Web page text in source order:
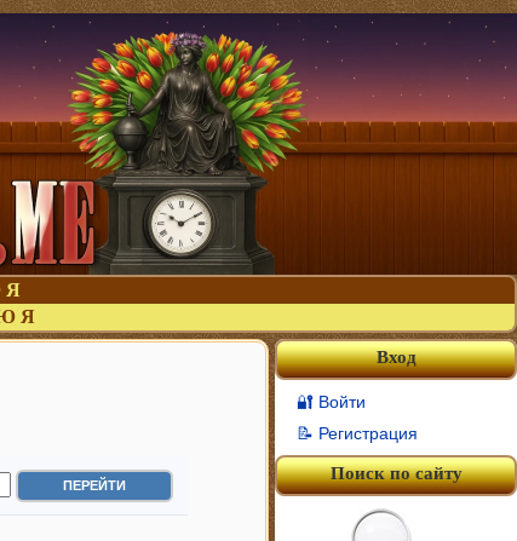
Я
Я
Вход
🔐 Войти
📝 Регистрация
Поиск по сайту